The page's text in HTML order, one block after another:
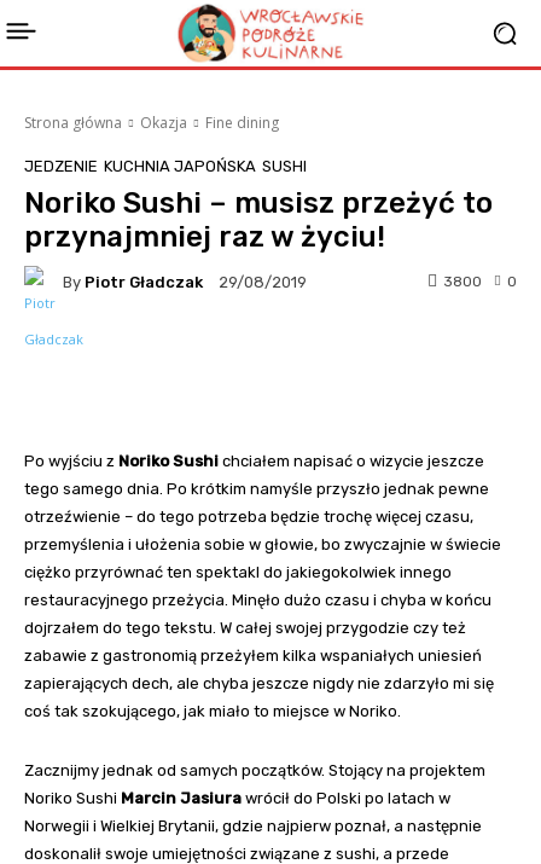
Strona główna Okazja Fine dining
JEDZENIE KUCHNIA JAPOŃSKA SUSHI
Noriko Sushi – musisz przeżyć to
przynajmniej raz w życiu!
By Piotr Gładczak 29/08/2019 0
3800
Po wyjściu z Noriko Sushi chciałem napisać o wizycie jeszcze
tego samego dnia. Po krótkim namyśle przyszło jednak pewne
otrzeźwienie – do tego potrzeba będzie trochę więcej czasu,
przemyślenia i ułożenia sobie w głowie, bo zwyczajnie w świecie
ciężko przyrównać ten spektakl do jakiegokolwiek innego
restauracyjnego przeżycia. Minęło dużo czasu i chyba w końcu
dojrzałem do tego tekstu. W całej swojej przygodzie czy też
zabawie z gastronomią przeżyłem kilka wspaniałych uniesień
zapierających dech, ale chyba jeszcze nigdy nie zdarzyło mi się
coś tak szokującego, jak miało to miejsce w Noriko.
Zacznijmy jednak od samych początków. Stojący na projektem
Noriko Sushi Marcin Jasiura wrócił do Polski po latach w
Norwegii i Wielkiej Brytanii, gdzie najpierw poznał, a następnie
doskonalił swoje umiejętności związane z sushi, a przede